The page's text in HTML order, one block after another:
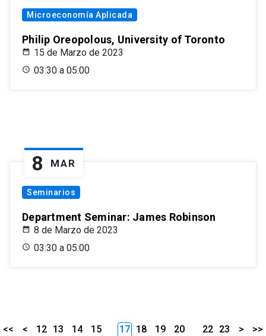
Microeconomía Aplicada
Philip Oreopolous, University of Toronto
15 de Marzo de 2023
03:30 a 05:00
8 MAR
Seminarios
Department Seminar: James Robinson
8 de Marzo de 2023
03:30 a 05:00
<< < 12 13 14
15
17 18 19
20
22 23 > >>